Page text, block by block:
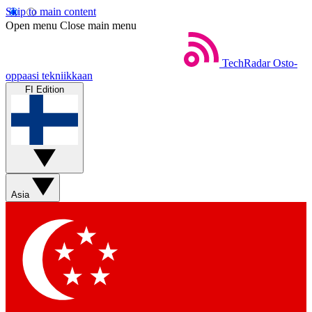
Skip to main content
Open menu Close main menu
TechRadar Osto-
oppaasi tekniikkaan
FI Edition
Asia